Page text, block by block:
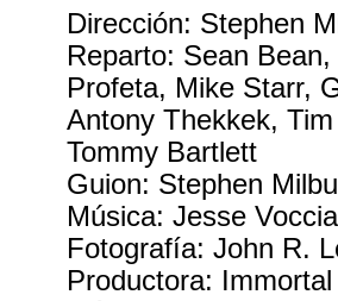
Dirección: Stephen
Reparto: Sean
Profeta, Mike Starr,
Antony Thekkek,
Tommy Bartlett
Guion: Stephen
Música: Jesse Voccia
Fotografía: John R.
Productora: